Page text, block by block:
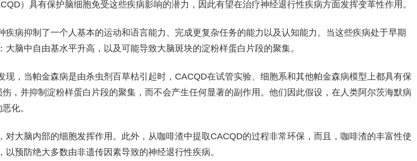
）具有保护脑细胞免受这些疾病影响的潜力，因此有望在治疗神经退行性疾病方面发挥变革性作用。
抑制了一个人基本的运动和语言能力、完成更复杂任务的能力以及认知能力。当这些疾病处于早期
脑中自由基水平升高，以及可能导致大脑斑块的淀粉样蛋白片段的聚集。
当帕金森病是由杀虫剂百草枯引起时，CACQD在试管实验、细胞系和其他帕金森病模型上都具有保
，并抑制淀粉样蛋白片段的聚集，而不会产生任何显著的副作用。他们因此假设，在人类阿尔茨海默病
化。
脑内部的细胞发挥作用。此外，从咖啡渣中提取CACQD的过程非常环保，而且，咖啡渣的丰富性使
预防绝大多数由非遗传因素导致的神经退行性疾病。